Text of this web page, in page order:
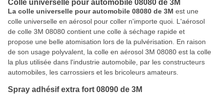
Colle universelle pour automobile 08080 de 3M
La colle universelle pour automobile 08080 de 3M est une
colle universelle en aérosol pour coller n'importe quoi. L'aérosol
de colle 3M 08080 contient une colle à séchage rapide et
propose une belle atomisation lors de la pulvérisation. En raison
de son usage polyvalent, la colle en aérosol 3M 08080 est la colle
la plus utilisée dans l'industrie automobile, par les constructeurs
automobiles, les carrossiers et les bricoleurs amateurs.
Spray adhésif extra fort 08090 de 3M